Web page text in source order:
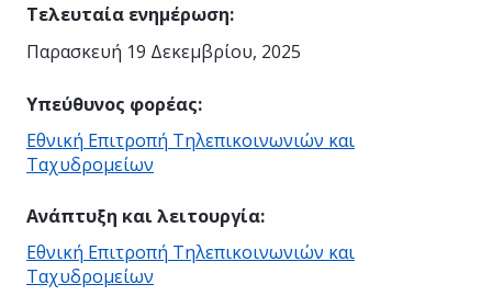
Τελευταία ενημέρωση:
Παρασκευή 19 Δεκεμβρίου, 2025
Υπεύθυνος φορέας:
Εθνική Επιτροπή Τηλεπικοινωνιών και
Ταχυδρομείων
Ανάπτυξη και λειτουργία:
Εθνική Επιτροπή Τηλεπικοινωνιών και
Ταχυδρομείων